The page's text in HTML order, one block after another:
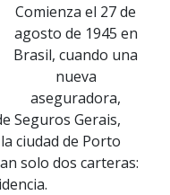
Comienza el 27 de
agosto de 1945 en
Brasil, cuando una
nueva
aseguradora,
Seguros Gerais,
ciudad de Porto
solo dos carteras: